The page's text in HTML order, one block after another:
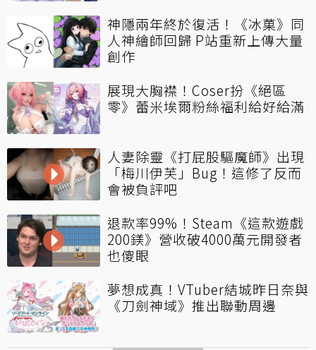
神隱兩年終於復活！《冰菓》同
人神繪師回歸 P站重新上傳大量
創作
展現大胸襟！Coser扮《絕區
零》蕾米埃爾粉絲福利給好給滿
人妻除靈《打屁股驅魔師》出現
「梅川伊芙」Bug！這修了反而
會被負評吧
退款率99%！Steam《這款遊戲
200鎂》營收破4000萬元開發者
也傻眼
夢想成真！VTuber結城昨日奈與
《刀劍神域》推出聯動周邊